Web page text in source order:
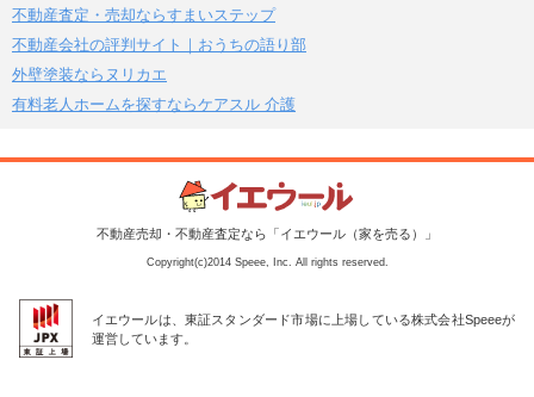
不動産査定・売却ならすまいステップ
不動産会社の評判サイト｜おうちの語り部
外壁塗装ならヌリカエ
有料老人ホームを探すならケアスル 介護
不動産売却・不動産査定なら「イエウール（家を売る）」
Copyright(c)2014 Speee, Inc. All rights reserved.
イエウールは、東証スタンダード市場に上場している株式会社Speeeが
運営しています。